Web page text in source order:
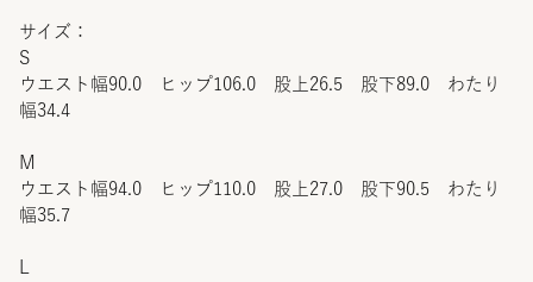
サイズ：
S
ウエスト幅90.0 ヒップ106.0 股上26.5 股下89.0 わたり
幅34.4
M
ウエスト幅94.0 ヒップ110.0 股上27.0 股下90.5 わたり
幅35.7